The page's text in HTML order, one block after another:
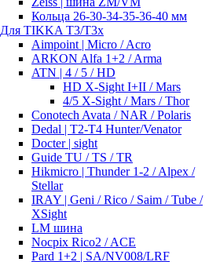
Кольца 26-30-34-35-36-40 мм
Для TIKKA T3/T3x
Aimpoint | Micro / Acro
ARKON Alfa 1+2 / Arma
ATN | 4 / 5 / HD
HD X-Sight I+II / Mars
4/5 X-Sight / Mars / Thor
Conotech Avata / NAR / Polaris
Dedal | T2-T4 Hunter/Venator
Docter | sight
Guide TU / TS / TR
Hikmicro | Thunder 1-2 / Alpex /
Stellar
IRAY | Geni / Rico / Saim / Tube /
XSight
LM шина
Nocpix Rico2 / ACE
Pard 1+2 | SA/NV008/LRF